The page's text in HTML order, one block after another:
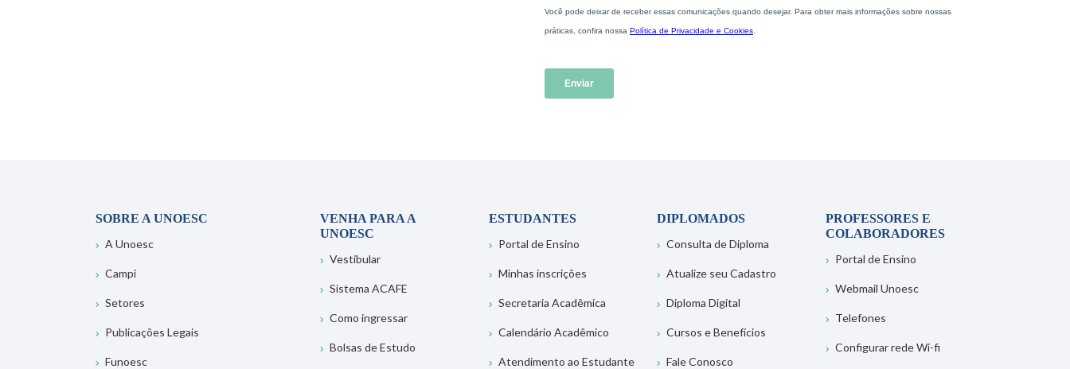
SOBRE A UNOESC
A Unoesc
Campi
Setores
Publicações Legais
Funoesc
VENHA PARA A
UNOESC
Vestibular
Sistema ACAFE
Como ingressar
Bolsas de Estudo
ESTUDANTES
Portal de Ensino
Minhas inscrições
Secretaria Acadêmica
Calendário Acadêmico
Atendimento ao Estudante
DIPLOMADOS
Consulta de Diploma
Atualize seu Cadastro
Diploma Digital
Cursos e Benefícios
Fale Conosco
PROFESSORES E
COLABORADORES
Portal de Ensino
Webmail Unoesc
Telefones
Configurar rede Wi-fi